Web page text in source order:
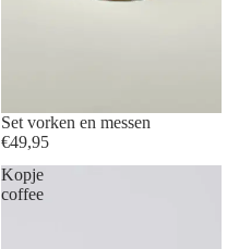
Set vorken en messen
€49,95
Kopje
coffee